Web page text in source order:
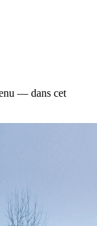
— dans cet